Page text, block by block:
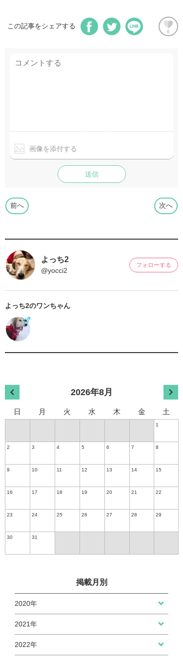
この記事をシェアする
6
画像を添付する
送信
前へ 次へ
よっち2
@yocci2
フォローする
よっち2のワンちゃん
2026年8月
日 月 火 水 木 金 土
1
2 3 4 5 6 7 8
9 10 11 12 13 14 15
16 17 18 19 20 21 22
23 24 25 26 27 28 29
30 31
掲載月別
2020年
2021年
2022年